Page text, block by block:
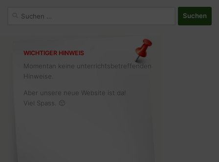
WICHTIGER HINWEIS
Momentan keine unterrichtsbetreffenden
Hinweise.
Aber unsere neue Website ist da!
Viel Spass. 🙂